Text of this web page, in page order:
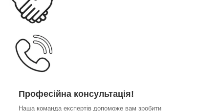
Професійна консультація!
Наша команда експертів допоможе вам зробити